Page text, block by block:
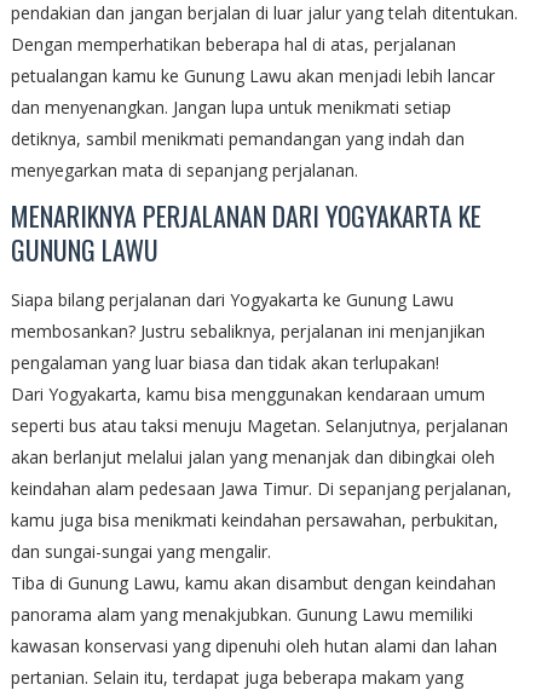
pendakian dan jangan berjalan di luar jalur yang telah ditentukan.
Dengan memperhatikan beberapa hal di atas, perjalanan
petualangan kamu ke Gunung Lawu akan menjadi lebih lancar
dan menyenangkan. Jangan lupa untuk menikmati setiap
detiknya, sambil menikmati pemandangan yang indah dan
menyegarkan mata di sepanjang perjalanan.
MENARIKNYA PERJALANAN DARI YOGYAKARTA KE
GUNUNG LAWU
Siapa bilang perjalanan dari Yogyakarta ke Gunung Lawu
membosankan? Justru sebaliknya, perjalanan ini menjanjikan
pengalaman yang luar biasa dan tidak akan terlupakan!
Dari Yogyakarta, kamu bisa menggunakan kendaraan umum
seperti bus atau taksi menuju Magetan. Selanjutnya, perjalanan
akan berlanjut melalui jalan yang menanjak dan dibingkai oleh
keindahan alam pedesaan Jawa Timur. Di sepanjang perjalanan,
kamu juga bisa menikmati keindahan persawahan, perbukitan,
dan sungai-sungai yang mengalir.
Tiba di Gunung Lawu, kamu akan disambut dengan keindahan
panorama alam yang menakjubkan. Gunung Lawu memiliki
kawasan konservasi yang dipenuhi oleh hutan alami dan lahan
pertanian. Selain itu, terdapat juga beberapa makam yang